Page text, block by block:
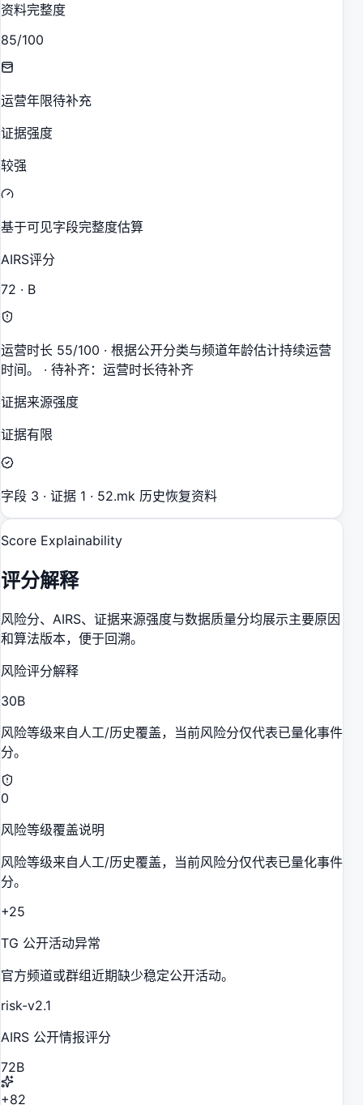
资料完整度
85/100
运营年限待补充
证据强度
较强
基于可见字段完整度估算
AIRS评分
72 · B
运营时长 55/100 · 根据公开分类与频道年龄估计持续运营
时间。 · 待补齐：运营时长待补齐
证据来源强度
证据有限
字段 3 · 证据 1 · 52.mk 历史恢复资料
Score Explainability
评分解释
风险分、AIRS、证据来源强度与数据质量分均展示主要原因
和算法版本，便于回溯。
风险评分解释
30B
风险等级来自人工/历史覆盖，当前风险分仅代表已量化事件
分。
0
风险等级覆盖说明
风险等级来自人工/历史覆盖，当前风险分仅代表已量化事件
分。
+25
TG 公开活动异常
官方频道或群组近期缺少稳定公开活动。
risk-v2.1
AIRS 公开情报评分
72B
+82